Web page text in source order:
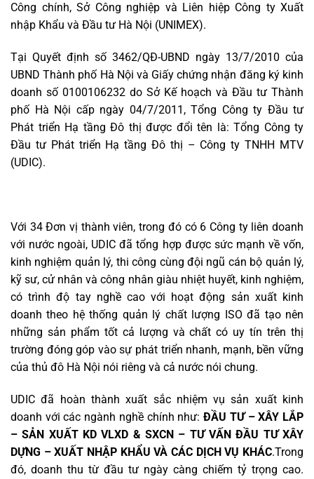
Công chính, Sở Công nghiệp và Liên hiệp Công ty Xuất
nhập Khẩu và Đầu tư Hà Nội (UNIMEX).
Tại Quyết định số 3462/QĐ-UBND ngày 13/7/2010 của
UBND Thành phố Hà Nội và Giấy chứng nhận đăng ký kinh
doanh số 0100106232 do Sở Kế hoạch và Đầu tư Thành
phố Hà Nội cấp ngày 04/7/2011, Tổng Công ty Đầu tư
Phát triển Hạ tầng Đô thị được đổi tên là: Tổng Công ty
Đầu tư Phát triển Hạ tầng Đô thị – Công ty TNHH MTV
(UDIC).
Với 34 Đơn vị thành viên, trong đó có 6 Công ty liên doanh
với nước ngoài, UDIC đã tổng hợp được sức mạnh về vốn,
kinh nghiệm quản lý, thi công cùng đội ngũ cán bộ quản lý,
kỹ sư, cử nhân và công nhân giàu nhiệt huyết, kinh nghiệm,
có trình độ tay nghề cao với hoạt động sản xuất kinh
doanh theo hệ thống quản lý chất lượng ISO đã tạo nên
những sản phẩm tốt cả lượng và chất có uy tín trên thị
trường đóng góp vào sự phát triển nhanh, mạnh, bền vững
của thủ đô Hà Nội nói riêng và cả nước nói chung.
UDIC đã hoàn thành xuất sắc nhiệm vụ sản xuất kinh
doanh với các ngành nghề chính như:ĐẦU TƯ – XÂY LẮP
– SẢN XUẤT KD VLXD & SXCN – TƯ VẤN ĐẦU TƯ XÂY
DỰNG – XUẤT NHẬP KHẨU VÀ CÁC DỊCH VỤ KHÁC.Trong
đó, doanh thu từ đầu tư ngày càng chiếm tỷ trọng cao.